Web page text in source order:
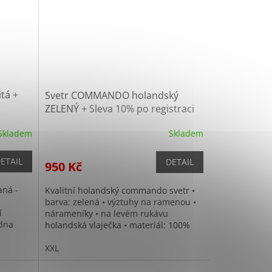
+
-
Svetr COMMANDO holandský
ZELENÝ+ Sleva 10% po registraci
Skladem
950 Kč DETAIL
Kvalitní holandský commando svetr •
barva: zelená • výztuhy na ramenou •
nárameníky • na levém rukávu
holandská vlaječka • materiál: 100%
XXL